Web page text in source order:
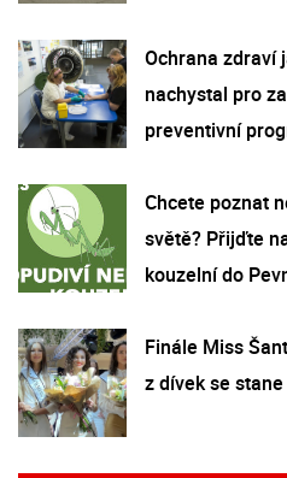
Ochrana zdraví
nachystal pro
preventivní
Chcete poznat
světě? Přijďte
kouzelní do
Finále Miss
z dívek se